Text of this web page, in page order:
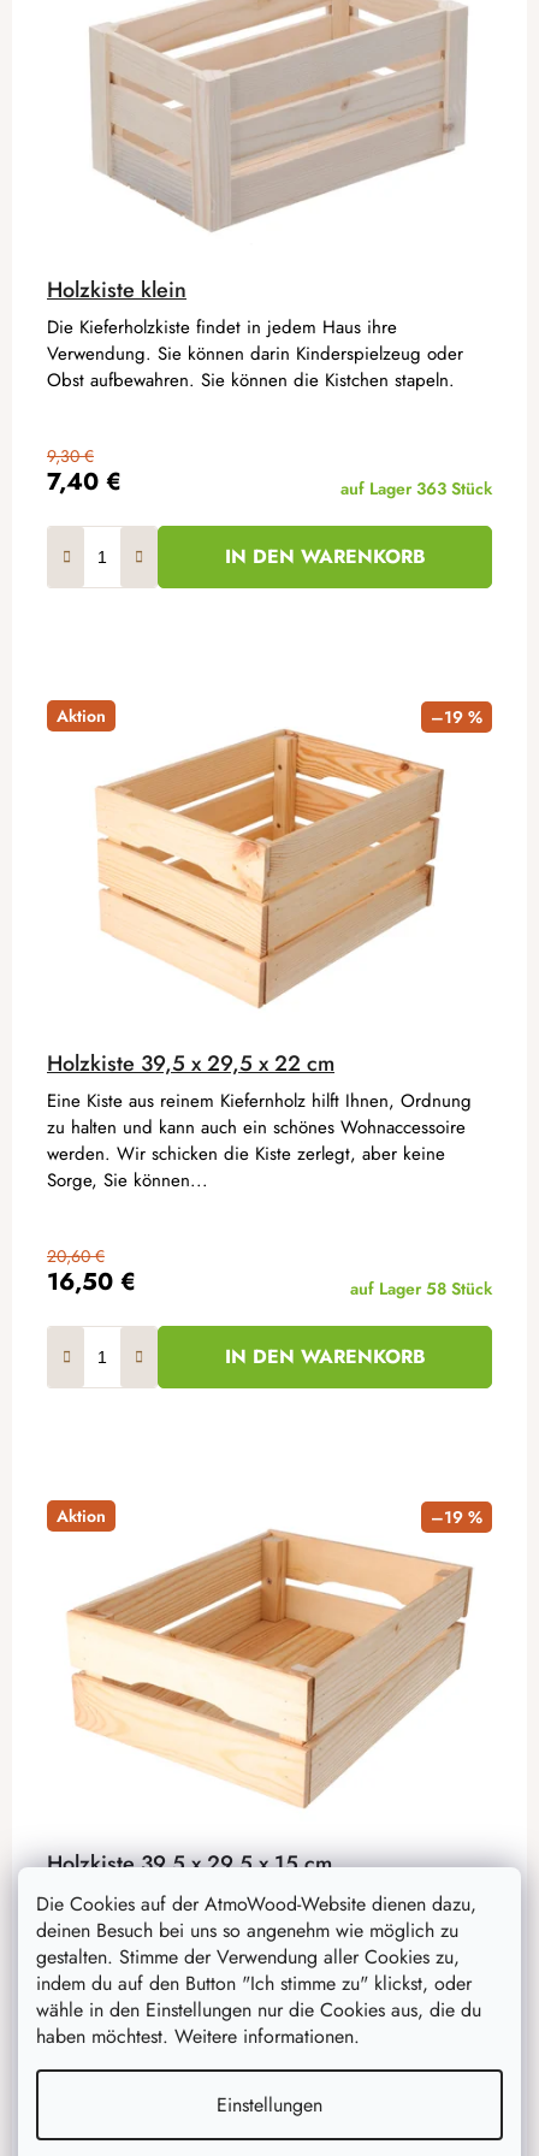
Die Cookies auf der AtmoWood-Website dienen dazu,
deinen Besuch bei uns so angenehm wie möglich zu
gestalten. Stimme der Verwendung aller Cookies zu,
indem du auf den Button "Ich stimme zu" klickst, oder
wähle in den Einstellungen nur die Cookies aus, die du
haben möchtest. Weitere informationen.
Einstellungen
Holzkiste klein
7,40 €
9,30 €
auf Lager 363 Stück
IN DEN WARENKORB
Die Kieferholzkiste findet in jedem Haus ihre
Verwendung. Sie können darin Kinderspielzeug oder
Obst aufbewahren. Sie können die Kistchen stapeln.
Aktion –19 %
Holzkiste 39,5 x 29,5 x 22 cm
16,50 €
20,60 €
auf Lager 58 Stück
IN DEN WARENKORB
Eine Kiste aus reinem Kiefernholz hilft Ihnen, Ordnung
zu halten und kann auch ein schönes Wohnaccessoire
werden. Wir schicken die Kiste zerlegt, aber keine
Sorge, Sie können...
Aktion –19 %
Holzkiste 39,5 x 29,5 x 15 cm
13 €
Die Box aus natürlichem Kiefernholz ist ein nützliches
Hilfsmittel, um Ordnung zu halten. Wir schicken die
Kiste zerlegt, aber keine Sorge, Sie können sie leicht
zusammenbauen.